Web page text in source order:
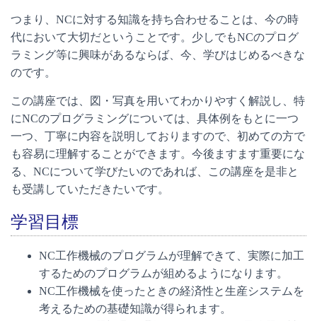
つまり、NCに対する知識を持ち合わせることは、今の時
代において大切だということです。少しでもNCのプログ
ラミング等に興味があるならば、今、学びはじめるべきな
のです。
この講座では、図・写真を用いてわかりやすく解説し、特
にNCのプログラミングについては、具体例をもとに一つ
一つ、丁寧に内容を説明しておりますので、初めての方で
も容易に理解することができます。今後ますます重要にな
る、NCについて学びたいのであれば、この講座を是非と
も受講していただきたいです。
学習目標
NC工作機械のプログラムが理解できて、実際に加工
するためのプログラムが組めるようになります。
NC工作機械を使ったときの経済性と生産システムを
考えるための基礎知識が得られます。